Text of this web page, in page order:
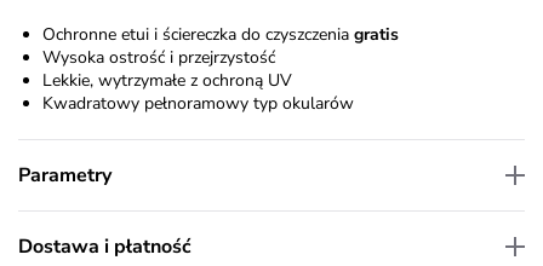
Ochronne etui i ściereczka do czyszczenia gratis
Wysoka ostrość i przejrzystość
Lekkie, wytrzymałe z ochroną UV
Kwadratowy pełnoramowy typ okularów
Parametry
Dostawa i płatność